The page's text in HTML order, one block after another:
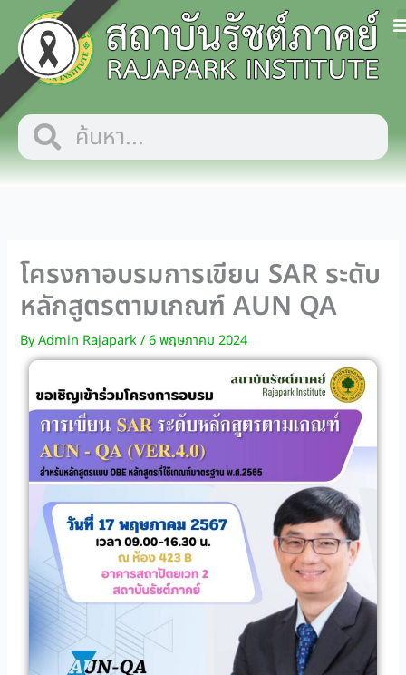
content
Search Search
โครงกาอบรมการเขียน SAR ระดับ
หลักสูตรตามเกณฑ์ AUN QA
ByAdmin Rajapark/6 พฤษภาคม 2024